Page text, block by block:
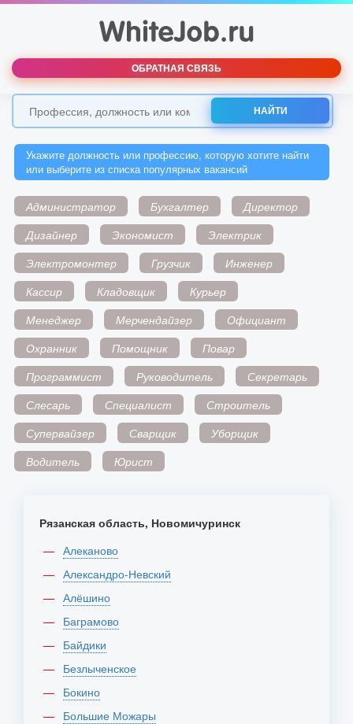
ОБРАТНАЯ СВЯЗЬ
НАЙТИ
Укажите должность или профессию, которую хотите найти
или выберите из списка популярных вакансий
Администратор Бухгалтер
Директор
Дизайнер
Экономист
Электрик
Электромонтер
Грузчик
Инженер
Кассир
Кладовщик
Курьер
Менеджер
Мерчендайзер
Официант
Охранник
Помощник
Повар
Программист
Руководитель
Секретарь
Слесарь
Специалист
Строитель
Супервайзер
Сварщик
Уборщик
Водитель
Юрист
Рязанская область, Новомичуринск
Алеканово
Александро-Невский
Алёшино
Баграмово
Байдики
Безлыченское
Бокино
Большие Можары